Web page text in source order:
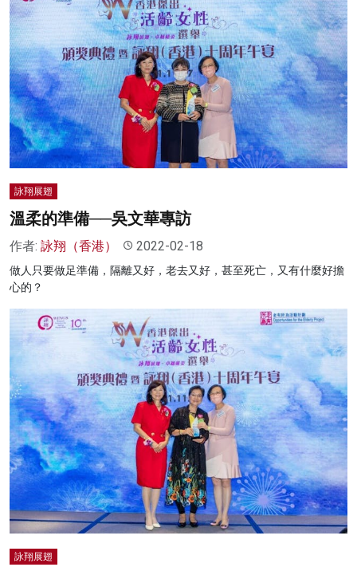
詠翔展翅
溫柔的準備──吳文華專訪
作者: 詠翔（香港） 2022-02-18
做人只要做足準備，隔離又好，老去又好，甚至死亡，又有什麼好擔
心的？
詠翔展翅